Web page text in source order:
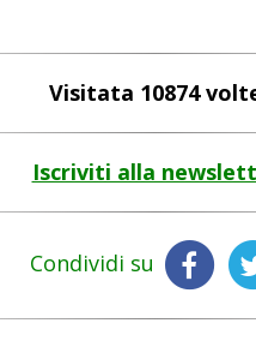
Visitata 10874
Iscriviti alla
Condividi su